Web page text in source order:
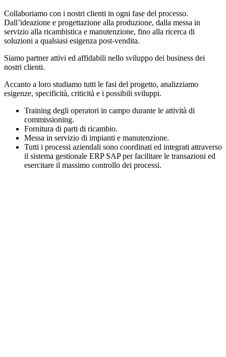
Collaboriamo con i nostri clienti in ogni fase del processo.
Dall’ideazione e progettazione alla produzione, dalla messa in
servizio alla ricambistica e manutenzione, fino alla ricerca di
soluzioni a qualsiasi esigenza post-vendita.
Siamo partner attivi ed affidabili nello sviluppo dei business dei
nostri clienti.
Accanto a loro studiamo tutti le fasi del progetto, analizziamo
esigenze, specificità, criticità e i possibili sviluppi.
Training degli operatori in campo durante le attività di
commissioning.
Fornitura di parti di ricambio.
Messa in servizio di impianti e manutenzione.
Tutti i processi aziendali sono coordinati ed integrati attraverso
il sistema gestionale ERP SAP per facilitare le transazioni ed
esercitare il massimo controllo dei processi.